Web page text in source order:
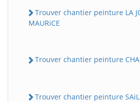
Trouver chantier peinture LA
MAURiCE
Trouver chantier peinture
Trouver chantier peinture